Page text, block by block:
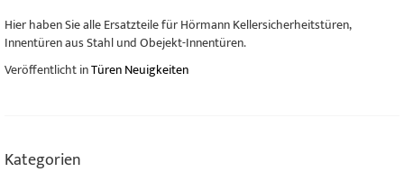
Hier haben Sie alle Ersatzteile für Hörmann Kellersicherheitstüren,
Innentüren aus Stahl und Obejekt-Innentüren.
Veröffentlicht inTüren Neuigkeiten
Kategorien